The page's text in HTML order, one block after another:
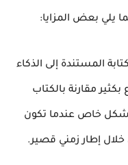
يلي بعض المزايا:
المستندة إلى الذكاء
مقارنة بالكتاب
خاص عندما تكون
إطار زمني قصير.